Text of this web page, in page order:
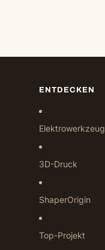
ENTDECKEN
Elektrowerkzeug
3D-Druck
ShaperOrigin
Top-Projekt